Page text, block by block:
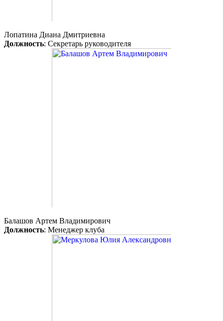
Лопатина Диана Дмитриевна
Должность: Секретарь руководителя
Балашов Артем Владимирович
Должность: Менеджер клуба